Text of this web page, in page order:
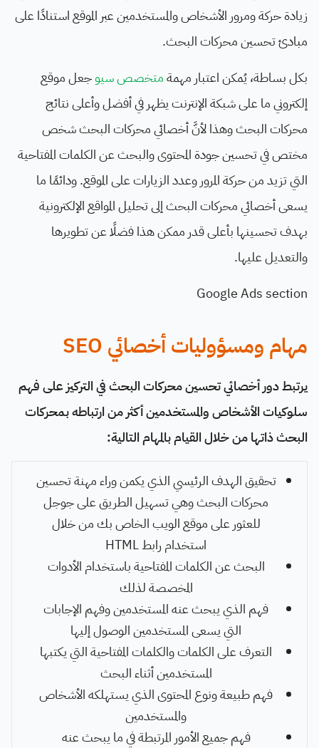
زيادة حركة ومرور الأشخاص والمستخدمين عبر الموقع استنادًا على
مبادئ تحسين محركات البحث.
بكل بساطة، يُمكن اعتبار مهمةمتخصص سيوجعل موقع
إلكتروني ما على شبكة الإنترنت يظهر في أفضل وأعلى نتائج
محركات البحث وهذا لأنَّ أخصائي محركات البحث شخص
مختص في تحسين جودة المحتوى والبحث عن الكلمات المفتاحية
التي تزيد من حركة المرور وعدد الزيارات على الموقع. ودائمًا ما
يسعى أخصائي محركات البحث إلى تحليل المواقع الإلكترونية
بهدف تحسينها بأعلى قدر ممكن هذا فضلًا عن تطويرها
والتعديل عليها.
Google Ads section
مهام ومسؤوليات أخصائي SEO
يرتبط دور أخصائي تحسين محركات البحث في التركيز على فهم
سلوكيات الأشخاص والمستخدمين أكثر من ارتباطه بمحركات
البحث ذاتها من خلال القيام بالمهام التالية:
تحقيق الهدف الرئيسي الذي يكمن وراء مهنة تحسين
محركات البحث وهي تسهيل الطريق على جوجل
للعثور على موقع الويب الخاص بك من خلال
استخدام رابط HTML
البحث عن الكلمات المفتاحية باستخدام الأدوات
المخصصة لذلك
فهم الذي يبحث عنه المستخدمين وفهم الإجابات
التي يسعى المستخدمين الوصول إليها
التعرف على الكلمات والكلمات المفتاحية التي يكتبها
المستخدمين أثناء البحث
فهم طبيعة ونوع المحتوى الذي يستهلكه الأشخاص
والمستخدمين
فهم جميع الأمور المرتبطة في ما يبحث عنه